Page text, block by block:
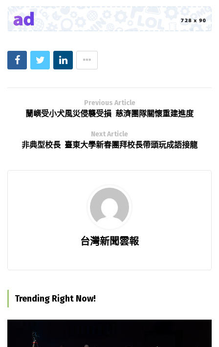
Previous Article
蘭嶼受小犬風災侵襲受損 慈濟團隊關懷重建進度
Next Article
非典型校長 臺東大學新春團拜校長帶頭玩成語接龍
台灣新聞雲報
Trending Right Now!